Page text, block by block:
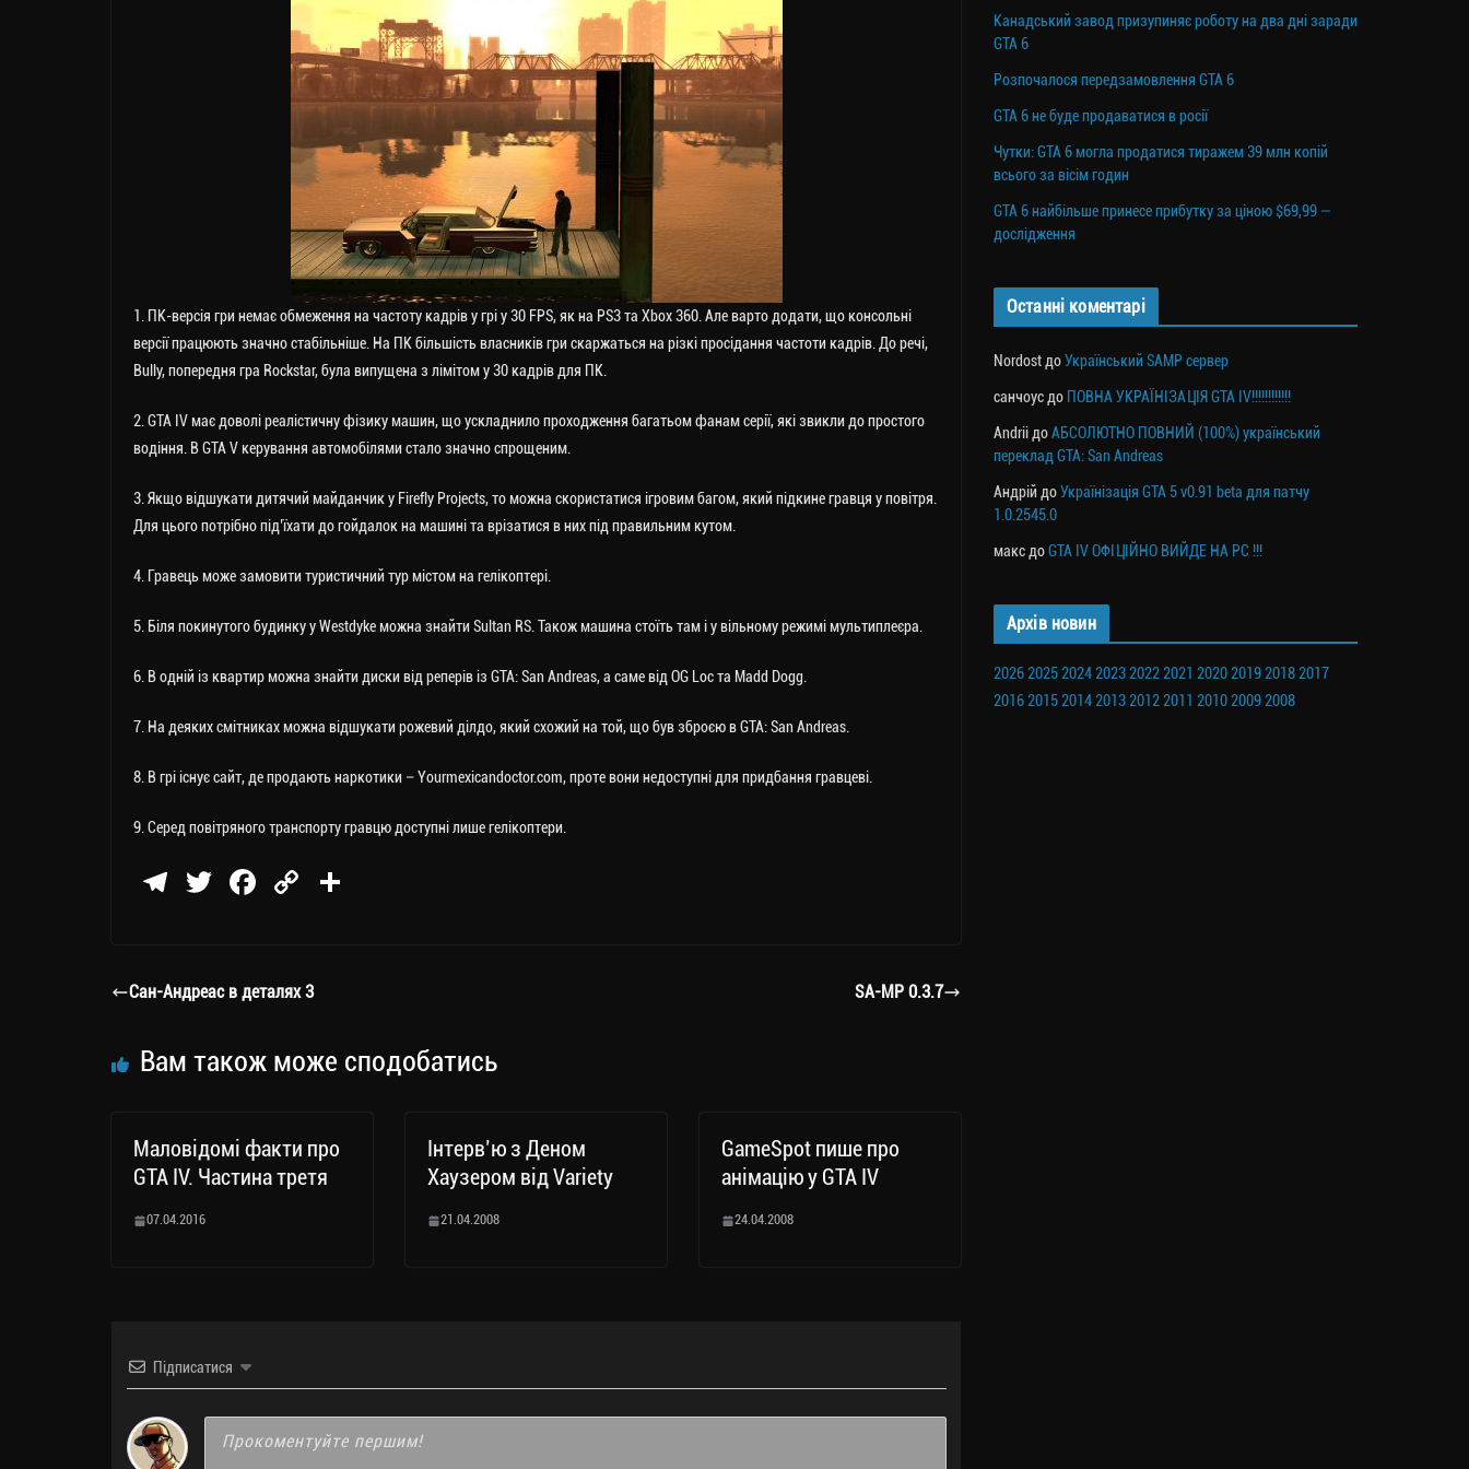
1. ПК-версія гри немає обмеження на частоту кадрів у грі у 30 FPS, як на PS3 та Xbox 360. Але варто додати, що консольні
версії працюють значно стабільніше. На ПК більшість власників гри скаржаться на різкі просідання частоти кадрів. До речі,
Bully, попередня гра Rockstar, була випущена з лімітом у 30 кадрів для ПК.
2. GTA IV має доволі реалістичну фізику машин, що ускладнило проходження багатьом фанам серії, які звикли до простого
водіння. В GTA V керування автомобілями стало значно спрощеним.
3. Якщо відшукати дитячий майданчик у Firefly Projects, то можна скористатися ігровим багом, який підкине гравця у повітря.
Для цього потрібно під’їхати до гойдалок на машині та врізатися в них під правильним кутом.
4. Гравець може замовити туристичний тур містом на гелікоптері.
5. Біля покинутого будинку у Westdyke можна знайти Sultan RS. Також машина стоїть там і у вільному режимі мультиплеєра.
6. В одній із квартир можна знайти диски від реперів із GTA: San Andreas, а саме від OG Loc та Madd Dogg.
7. На деяких смітниках можна відшукати рожевий ділдо, який схожий на той, що був зброєю в GTA: San Andreas.
8. В грі існує сайт, де продають наркотики – Yourmexicandoctor.com, проте вони недоступні для придбання гравцеві.
9. Серед повітряного транспорту гравцю доступні лише гелікоптери.
Te
a
T
er
Fa
ok
C
Li
ся
Сан-Андреас в деталях 3 SA-MP 0.3.7
Вам також може сподобатись
Маловідомі факти про
GTA IV. Частина третя
07.04.2016
Інтерв’ю з Деном
Хаузером від Variety
21.04.2008
GameSpot пише про
анімацію у GTA IV
24.04.2008
Підписатися
Канадський завод призупиняє роботу на два дні заради
GTA 6
Розпочалося передзамовлення GTA 6
GTA 6 не буде продаватися в росії
Чутки: GTA 6 могла продатися тиражем 39 млн копій
всього за вісім годин
GTA 6 найбільше принесе прибутку за ціною $69,99 —
дослідження
Останні коментарі
Nordost доУкраїнський SAMP сервер
санчоус до ПОВНА УКРАЇНІЗАЦІЯ GTA IV!!!!!!!!!!!!
Andrii доАБСОЛЮТНО ПОВНИЙ (100%) український
переклад GTA: San Andreas
Андрій доУкраїнізація GTA 5 v0.91 beta для патчу
1.0.2545.0
макс доGTA IV ОФІЦІЙНО ВИЙДЕ НА PC !!!
Архів новин
202620252024202320222021 2020201920182017
201620152014201320122011 201020092008